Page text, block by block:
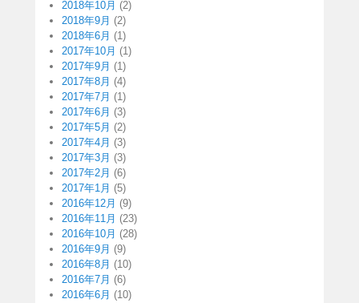
2018年10月 (2)
2018年9月 (2)
2018年6月 (1)
2017年10月 (1)
2017年9月 (1)
2017年8月 (4)
2017年7月 (1)
2017年6月 (3)
2017年5月 (2)
2017年4月 (3)
2017年3月 (3)
2017年2月 (6)
2017年1月 (5)
2016年12月 (9)
2016年11月 (23)
2016年10月 (28)
2016年9月 (9)
2016年8月 (10)
2016年7月 (6)
2016年6月 (10)